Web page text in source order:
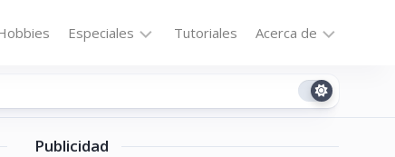
Especiales
la
Tutoriales Acerca de
Contacto
Publicidad